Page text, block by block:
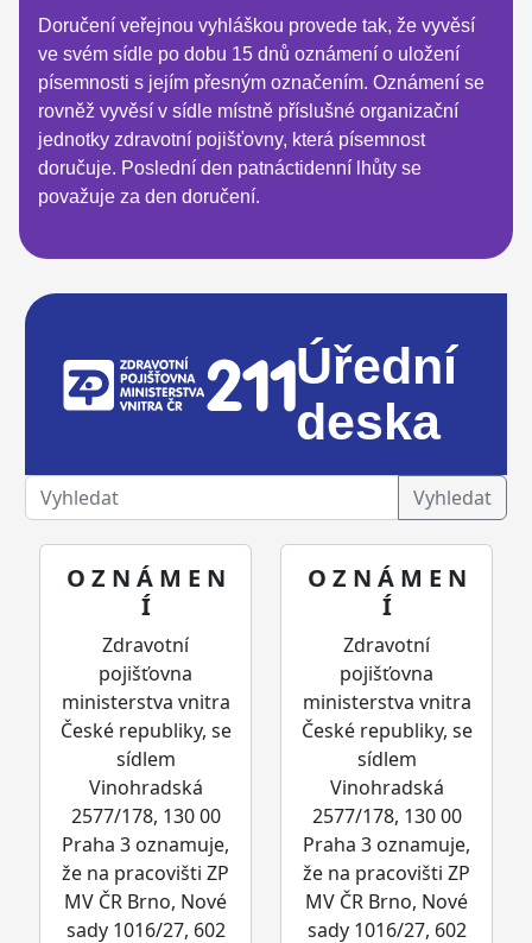
Doručení veřejnou vyhláškou provede tak, že vyvěsí
ve svém sídle po dobu 15 dnů oznámení o uložení
písemnosti s jejím přesným označením. Oznámení se
rovněž vyvěsí v sídle místně příslušné organizační
jednotky zdravotní pojišťovny, která písemnost
doručuje. Poslední den patnáctidenní lhůty se
považuje za den doručení.